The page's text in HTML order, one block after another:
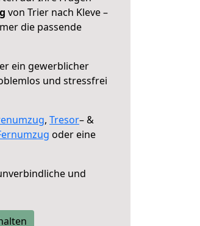
von Trier nach Kleve –
die passende
ein gewerblicher
und stressfrei
, Tresor– &
oder eine
und